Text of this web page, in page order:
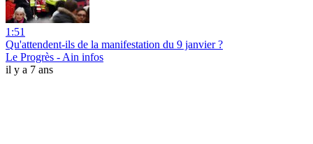
1:51
Qu'attendent-ils de la manifestation du 9 janvier ?
Le Progrès - Ain infos
il y a 7 ans